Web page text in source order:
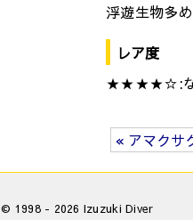
浮遊生物多
レア度
★★★★☆:なか
« アマクサ
© 1998 - 2026 Izuzuki Diver